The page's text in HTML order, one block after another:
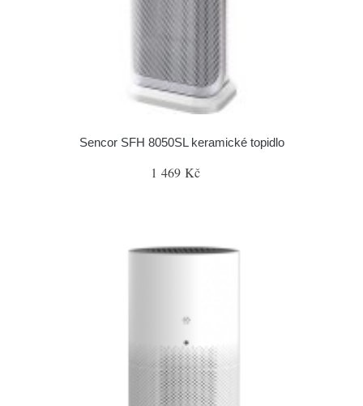
Sencor SFH 8050SL keramické topidlo
1 469 Kč